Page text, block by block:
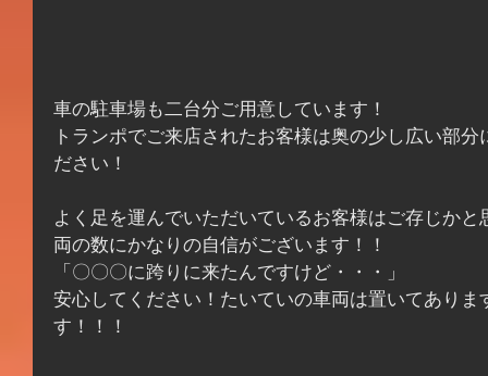
車の駐車場も二台分ご用意しています！
トランポでご来店されたお客様は奥の少し広い部
ださい！
よく足を運んでいただいているお客様はご存じか
両の数にかなりの自信がございます！！
「〇〇〇に跨りに来たんですけど・・・」
安心してください！たいていの車両は置いてあり
す！！！